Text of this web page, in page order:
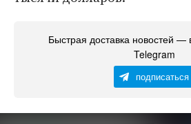
Быстрая доставка новостей —
Telegram
подписаться